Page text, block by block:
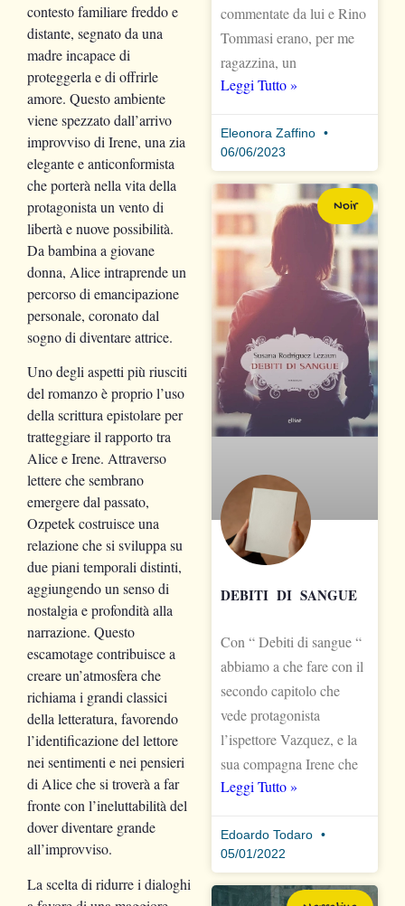
contesto familiare freddo e
distante, segnato da una
madre incapace di
proteggerla e di offrirle
amore. Questo ambiente
viene spezzato dall’arrivo
improvviso di Irene, una zia
elegante e anticonformista
che porterà nella vita della
protagonista un vento di
libertà e nuove possibilità.
Da bambina a giovane
donna, Alice intraprende un
percorso di emancipazione
personale, coronato dal
sogno di diventare attrice.
Uno degli aspetti più riusciti
del romanzo è proprio l’uso
della scrittura epistolare per
tratteggiare il rapporto tra
Alice e Irene. Attraverso
lettere che sembrano
emergere dal passato,
Ozpetek costruisce una
relazione che si sviluppa su
due piani temporali distinti,
aggiungendo un senso di
nostalgia e profondità alla
narrazione. Questo
escamotage contribuisce a
creare un’atmosfera che
richiama i grandi classici
della letteratura, favorendo
l’identificazione del lettore
nei sentimenti e nei pensieri
di Alice che si troverà a far
fronte con l’ineluttabilità del
dover diventare grande
all’improvviso.
La scelta di ridurre i dialoghi
commentate da lui e Rino
Tommasi erano, per me
ragazzina, un
Leggi Tutto »
Eleonora Zaffino
06/06/2023
Noir
DEBITI DI SANGUE
Con “ Debiti di sangue “
abbiamo a che fare con il
secondo capitolo che
vede protagonista
l’ispettore Vazquez, e la
sua compagna Irene che
Leggi Tutto »
Edoardo Todaro
05/01/2022